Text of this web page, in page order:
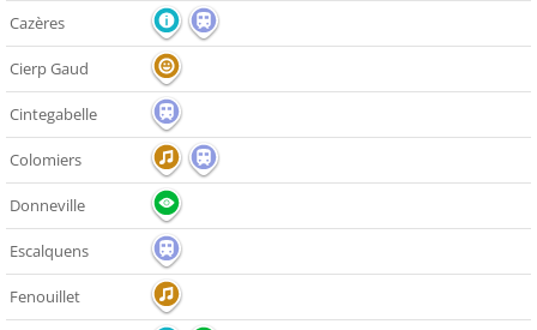
Cazères
Cierp Gaud
Cintegabelle
Colomiers
Donneville
Escalquens
Fenouillet